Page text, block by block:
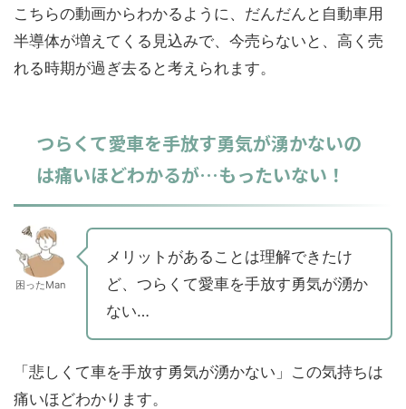
こちらの動画からわかるように、だんだんと自動車用
半導体が増えてくる見込みで、今売らないと、高く売
れる時期が過ぎ去ると考えられます。
つらくて愛車を手放す勇気が湧かないの
は痛いほどわかるが…もったいない！
困ったMan
メリットがあることは理解できたけ
ど、つらくて愛車を手放す勇気が湧か
ない…
「悲しくて車を手放す勇気が湧かない」この気持ちは
痛いほどわかります。